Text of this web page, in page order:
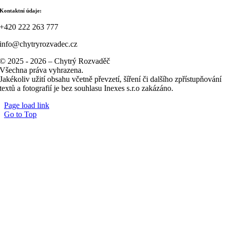
Kontaktní údaje:
+420 222 263 777
info@chytryrozvadec.cz
© 2025 - 2026 – Chytrý Rozvaděč
Všechna práva vyhrazena.
Jakékoliv užití obsahu včetně převzetí, šíření či dalšího zpřístupňování
textů a fotografií je bez souhlasu Inexes s.r.o zakázáno.
Page load link
Go to Top